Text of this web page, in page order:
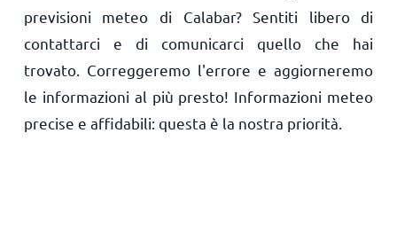
previsioni meteo di Calabar? Sentiti libero di
contattarci e di comunicarci quello che hai
trovato. Correggeremo l'errore e aggiorneremo
le informazioni al più presto! Informazioni meteo
precise e affidabili: questa è la nostra priorità.